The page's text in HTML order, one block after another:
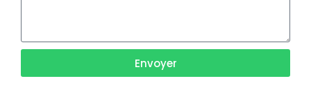
Envoyer